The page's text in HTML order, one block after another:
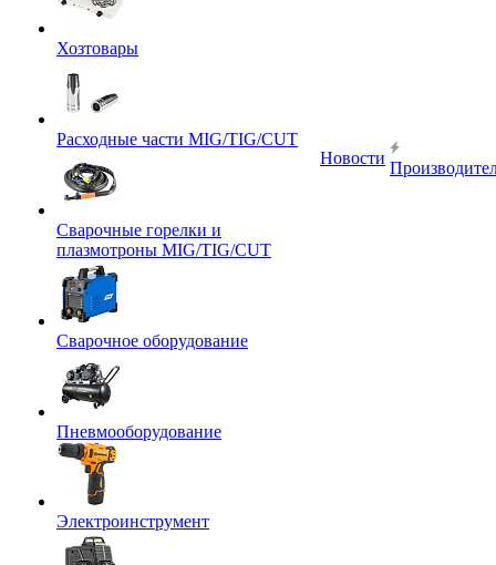
Хозтовары
Расходные части MIG/TIG/CUT
Сварочные горелки и
плазмотроны MIG/TIG/CUT
Сварочное оборудование
Пневмооборудование
Электроинструмент
Новости